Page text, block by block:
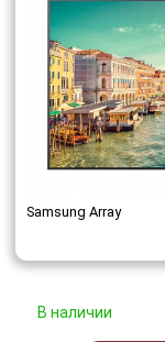
Samsung Array
В наличии